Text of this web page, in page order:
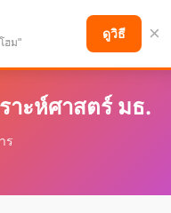
น้า
าะห์ศาสตร์ มธ.
ร
ฮม"
ดูวิธี ×